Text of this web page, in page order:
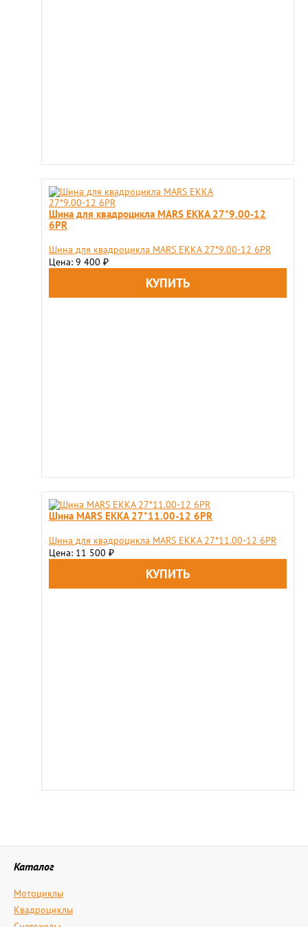
Шина для квадроцикла MARS EKKA 27*9.00-12
6PR
Шина для квадроцикла MARS EKKA 27*9.00-12 6PR
Цена: 9 400 ₽
Шина MARS EKKA 27*11.00-12 6PR
Шина для квадроцикла MARS EKKA 27*11.00-12 6PR
Цена: 11 500 ₽
Каталог
Мотоциклы
Квадроциклы